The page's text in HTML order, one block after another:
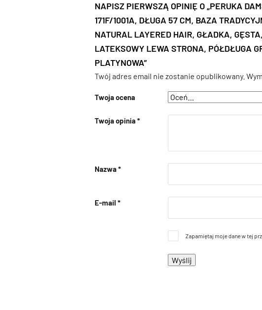
NAPISZ PIERWSZĄ OPINIĘ O „PERUKA
171F/1001A, DŁUGA 57 CM, BAZA
NATURAL LAYERED HAIR, GŁADKA,
LATEKSOWY LEWA STRONA, PÓŁDŁUGA
PLATYNOWA”
Twój adres email nie zostanie opublikowany.
Twoja ocena
Twoja opinia*
Nazwa*
E-mail *
Zapamiętaj moje dane w tej